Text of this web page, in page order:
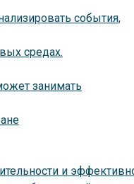
события,
средах.
занимать
и